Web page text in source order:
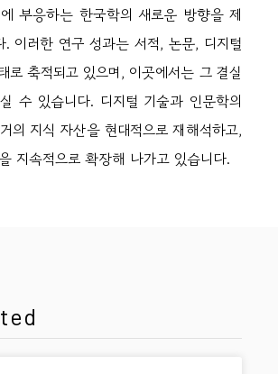
부응하는 한국학의 새로운 방향을 제
. 이러한 연구 성과는 서적, 논문, 디지털
로 축적되고 있으며, 이곳에서는 그 결실
수 있습니다. 디지털 기술과 인문학의
의 지식 자산을 현대적으로 재해석하고,
지속적으로 확장해 나가고 있습니다.